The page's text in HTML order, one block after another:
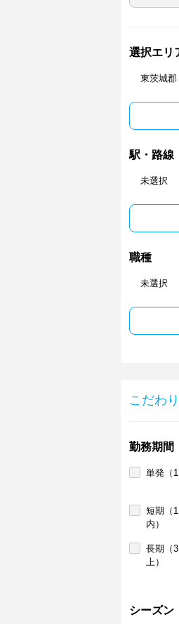
選択エリ
東茨城郡
駅・路線
未選択
職種
未選択
こだわ
勤務期間
単発（1
短期（
内）
長期（
上）
シーズン